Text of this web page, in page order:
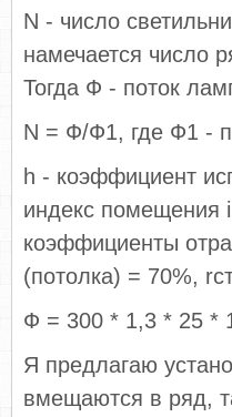
N - число
намечается число
Тогда Ф - поток
N = Ф/Ф1, где Ф1 -
h - коэффициент
индекс помещения
коэффициенты
(потолка) = 70%,
Ф = 300 * 1,3 * 25 *
Я предлагаю
вмещаются в ряд,